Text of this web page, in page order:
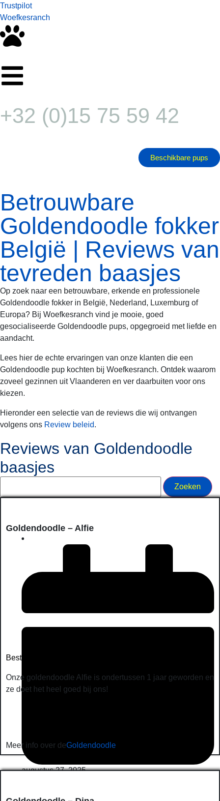
Trustpilot
Woefkesranch
+32 (0)15 75 59 42
Beschikbare pups
Betrouwbare
Goldendoodle fokker
België | Reviews van
tevreden baasjes
Op zoek naar een betrouwbare, erkende en professionele
Goldendoodle fokker in België, Nederland, Luxemburg of
Europa? Bij Woefkesranch vind je mooie, goed
gesocialiseerde Goldendoodle pups, opgegroeid met liefde en
aandacht.
Lees hier de echte ervaringen van onze klanten die een
Goldendoodle pup kochten bij Woefkesranch. Ontdek waarom
zoveel gezinnen uit Vlaanderen en ver daarbuiten voor ons
kiezen.
Hieronder een selectie van de reviews die wij ontvangen
volgens ons Review beleid.
Reviews van Goldendoodle
baasjes
Goldendoodle – Alfie
augustus 27, 2025
Beste Marleen
Onze goldendoodle Alfie is ondertussen 1 jaar geworden en
ze doet het heel goed bij ons!
Meer info over deGoldendoodle